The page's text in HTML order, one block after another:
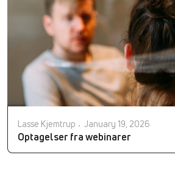
Lasse Kjemtrup January 19, 2026
Optagelser fra webinarer